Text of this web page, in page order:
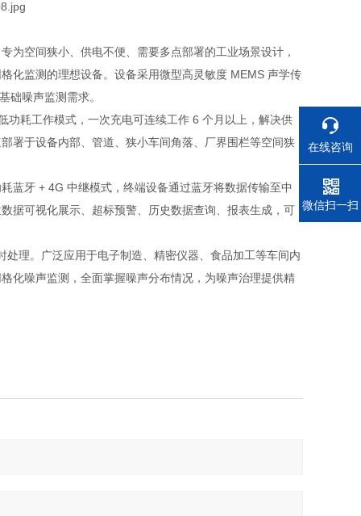
为空间狭小、供电不便、需要多点部署的工业场景设计，
化监测的理想设备。设备采用微型高灵敏度 MEMS 声学传
础噪声监测需求。
功耗工作模式，一次充电可连续工作 6 个月以上，解决供
署于设备内部、管道、狭小车间角落、厂界围栏等空间狭
蓝牙 + 4G 中继模式，终端设备通过蓝牙将数据传输至中
据可视化展示、超标预警、历史数据查询、报表生成，可
理。广泛应用于电子制造、精密仪器、食品加工等车间内
化噪声监测，全面掌握噪声分布情况，为噪声治理提供精
在线咨询
电话
微信扫一扫